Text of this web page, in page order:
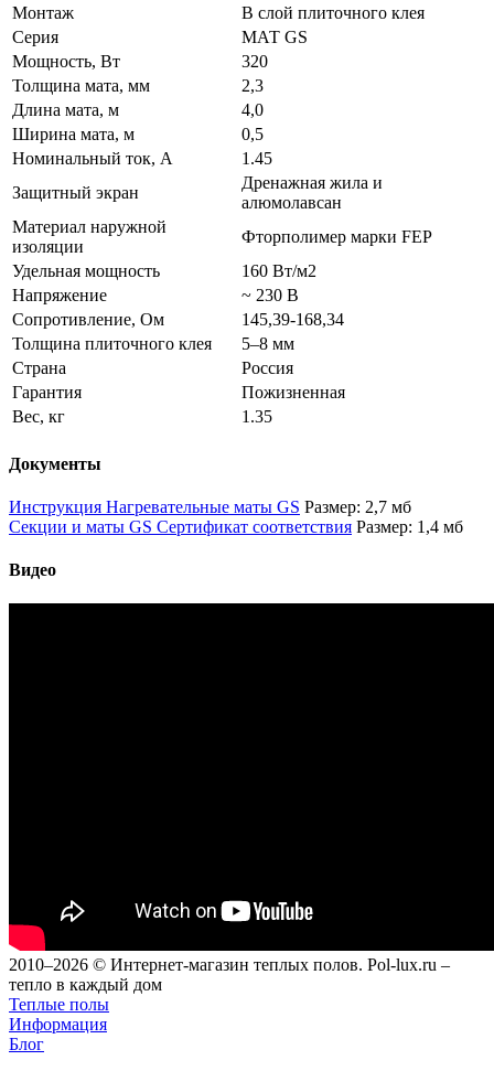
Монтаж
В слой плиточного клея
Серия
МАТ GS
Мощность, Вт
320
Толщина мата, мм
2,3
Длина мата, м
4,0
Ширина мата, м
0,5
Номинальный ток, А
1.45
Защитный экран
Дренажная жила и
алюмолавсан
Материал наружной
изоляции
Фторполимер марки FEP
Удельная мощность
160 Вт/м2
Напряжение
~ 230 В
Сопротивление, Ом
145,39-168,34
Толщина плиточного клея
5–8 мм
Страна
Россия
Гарантия
Пожизненная
Вес, кг
1.35
Документы
Инструкция Нагревательные маты GS Размер: 2,7 мб
Секции и маты GS Сертификат соответствия Размер: 1,4 мб
Видео
2010–2026 © Интернет-магазин теплых полов. Pol-lux.ru –
тепло в каждый дом
Теплые полы
Информация
Блог